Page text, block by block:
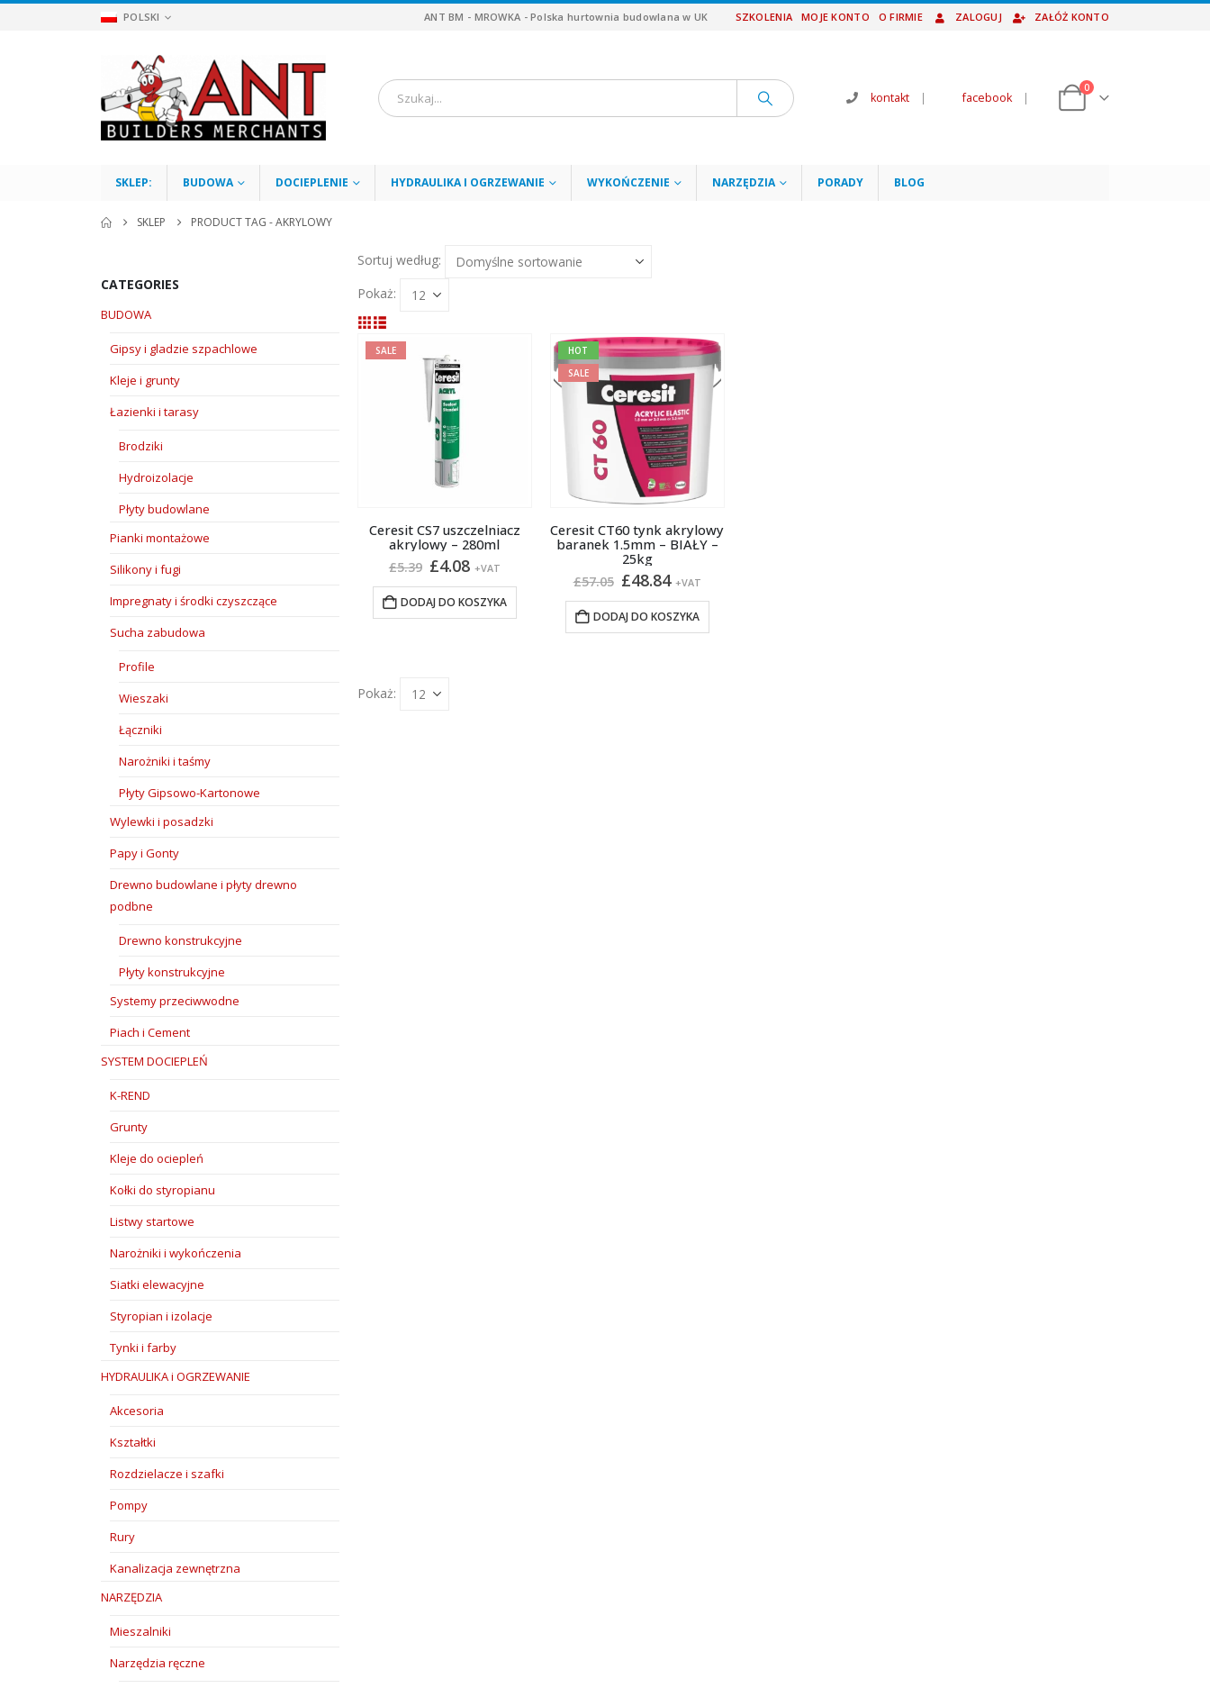
POLSKI ANT BM - MROWKA - Polska hurtownia budowlana w UK SZKOLENIA MOJE KONTO O FIRMIE ZALOGUJ ZAŁÓŻ KONTO
kontakt | facebook |
0
SKLEP: BUDOWA DOCIEPLENIE HYDRAULIKA I OGRZEWANIE WYKOŃCZENIE NARZĘDZIA PORADY BLOG
SKLEP PRODUCT TAG -AKRYLOWY
Sortuj według:
Pokaż:
SALE
Ceresit CS7 uszczelniacz
akrylowy – 280ml
£5.39 Pierwotna
cena
wynosiła:
£5.39.
£4.08Aktualna
cena
wynosi:
£4.08.
+VAT
DODAJ DO KOSZYKA
HOT
SALE
Ceresit CT60 tynk akrylowy
baranek 1.5mm – BIAŁY –
25kg
£57.05 Pierwotna
cena
wynosiła:
£57.05.
£48.84Aktualna
cena
wynosi:
£48.84.
+VAT
DODAJ DO KOSZYKA
Pokaż:
CATEGORIES
BUDOWA
Gipsy i gladzie szpachlowe
Kleje i grunty
Łazienki i tarasy
Brodziki
Hydroizolacje
Płyty budowlane
Pianki montażowe
Silikony i fugi
Impregnaty i środki czyszczące
Sucha zabudowa
Profile
Wieszaki
Łączniki
Narożniki i taśmy
Płyty Gipsowo-Kartonowe
Wylewki i posadzki
Papy i Gonty
Drewno budowlane i płyty drewno
podbne
Drewno konstrukcyjne
Płyty konstrukcyjne
Systemy przeciwwodne
Piach i Cement
SYSTEM DOCIEPLEŃ
K-REND
Grunty
Kleje do ociepleń
Kołki do styropianu
Listwy startowe
Narożniki i wykończenia
Siatki elewacyjne
Styropian i izolacje
Tynki i farby
HYDRAULIKA i OGRZEWANIE
Akcesoria
Kształtki
Rozdzielacze i szafki
Pompy
Rury
Kanalizacja zewnętrzna
NARZĘDZIA
Mieszalniki
Narzędzia ręczne